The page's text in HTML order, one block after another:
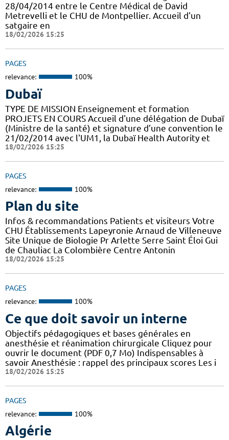
28/04/2014 entre le Centre Médical de David
Metrevelli et le CHU de Montpellier. Accueil d'un
satgaire en
18/02/2026 15:25
PAGES
relevance: 100%
Dubaï
TYPE DE MISSION Enseignement et formation
PROJETS EN COURS Accueil d'une délégation de Dubaï
(Ministre de la santé) et signature d’une convention le
21/02/2014 avec l'UM1, la Dubaï Health Autority et
18/02/2026 15:25
PAGES
relevance: 100%
Plan du site
Infos & recommandations Patients et visiteurs Votre
CHU Établissements Lapeyronie Arnaud de Villeneuve
Site Unique de Biologie Pr Arlette Serre Saint Éloi Gui
de Chauliac La Colombière Centre Antonin
18/02/2026 15:25
PAGES
relevance: 100%
Ce que doit savoir un interne
Objectifs pédagogiques et bases générales en
anesthésie et réanimation chirurgicale Cliquez pour
ouvrir le document (PDF 0,7 Mo) Indispensables à
savoir Anesthésie : rappel des principaux scores Les i
18/02/2026 15:25
PAGES
relevance: 100%
Algérie